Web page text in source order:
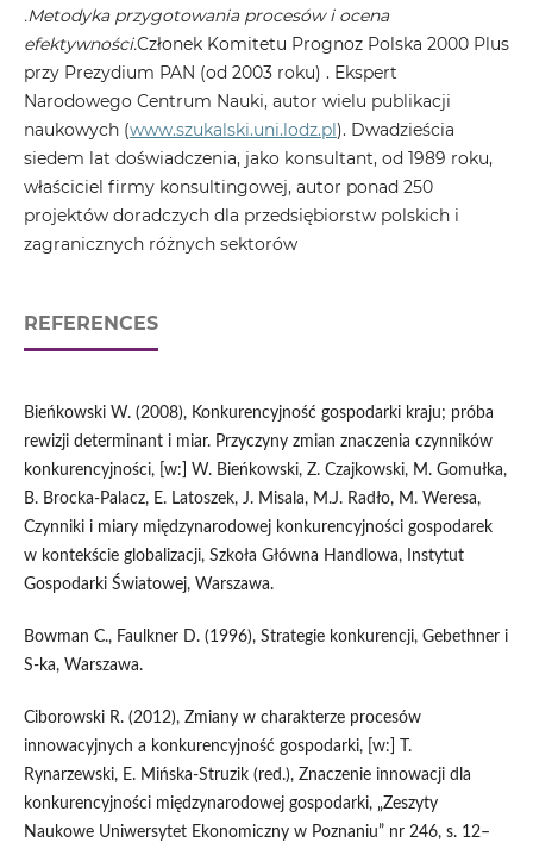
.Metodyka przygotowania procesów i ocena
efektywności.Członek Komitetu Prognoz Polska 2000 Plus
przy Prezydium PAN (od 2003 roku) . Ekspert
Narodowego Centrum Nauki, autor wielu publikacji
naukowych (www.szukalski.uni.lodz.pl). Dwadzieścia
siedem lat doświadczenia, jako konsultant, od 1989 roku,
właściciel firmy konsultingowej, autor ponad 250
projektów doradczych dla przedsiębiorstw polskich i
zagranicznych różnych sektorów
REFERENCES
Bieńkowski W. (2008), Konkurencyjność gospodarki kraju; próba
rewizji determinant i miar. Przyczyny zmian znaczenia czynników
konkurencyjności, [w:] W. Bieńkowski, Z. Czajkowski, M. Gomułka,
B. Brocka‑Palacz, E. Latoszek, J. Misala, M.J. Radło, M. Weresa,
Czynniki i miary międzynarodowej konkurencyjności gospodarek
w kontekście globalizacji, Szkoła Główna Handlowa, Instytut
Gospodarki Światowej, Warszawa.
Bowman C., Faulkner D. (1996), Strategie konkurencji, Gebethner i
S‑ka, Warszawa.
Ciborowski R. (2012), Zmiany w charakterze procesów
innowacyjnych a konkurencyjność gospodarki, [w:] T.
Rynarzewski, E. Mińska‑Struzik (red.), Znaczenie innowacji dla
konkurencyjności międzynarodowej gospodarki, „Zeszyty
Naukowe Uniwersytet Ekonomiczny w Poznaniu” nr 246, s. 12–